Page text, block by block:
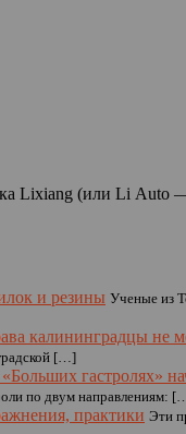
Lixiang (или Li Auto
и резины Ученые из
калининградцы не
[…]
гастролях»
по двум направлениям:
практики Эти